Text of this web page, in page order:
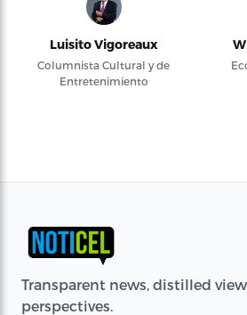
Luisito Vigoreaux
Columnista Cultural y de
Entretenimiento
Transparent news, distilled
perspectives.